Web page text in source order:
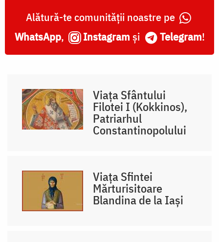
Alătură-te comunității noastre pe
WhatsApp, Instagram și Telegram!
Viața Sfântului
Filotei I (Kokkinos),
Patriarhul
Constantinopolului
Viața Sfintei
Mărturisitoare
Blandina de la Iași